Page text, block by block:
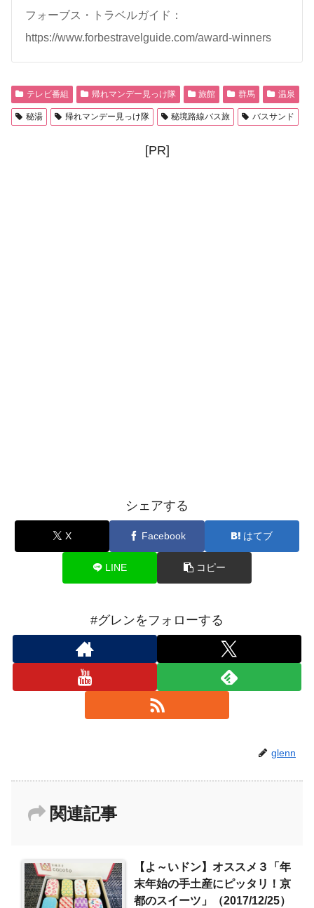
フォーブス・トラベルガイド：
https://www.forbestravelguide.com/award-winners
テレビ番組 帰れマンデー見っけ隊 旅館 群馬 温泉
秘湯 帰れマンデー見っけ隊 秘境路線バス旅 バスサンド
[PR]
シェアする
X Facebook はてブ
LINE コピー
#グレンをフォローする
glenn
関連記事
【よ～いドン】オススメ３「年
末年始の手土産にピッタリ！京
都のスイーツ」（2017/12/25）